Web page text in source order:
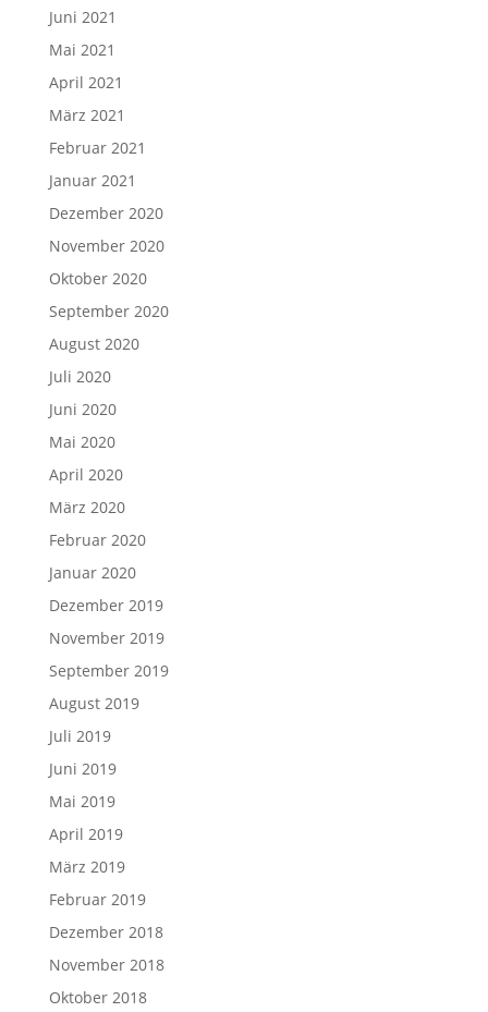
Juni 2021
Mai 2021
April 2021
März 2021
Februar 2021
Januar 2021
Dezember 2020
November 2020
Oktober 2020
September 2020
August 2020
Juli 2020
Juni 2020
Mai 2020
April 2020
März 2020
Februar 2020
Januar 2020
Dezember 2019
November 2019
September 2019
August 2019
Juli 2019
Juni 2019
Mai 2019
April 2019
März 2019
Februar 2019
Dezember 2018
November 2018
Oktober 2018